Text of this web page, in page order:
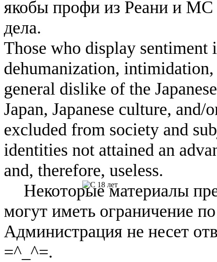
якобы профи из Реани и МС
дела.
Those who display
dehumanization,
general dislike of the
Japan, Japanese culture, and/
excluded from society and
identities not attained an
and, therefore, useless.
Некоторые материалы
могут иметь ограничение
Администрация не несет
=^_^=.